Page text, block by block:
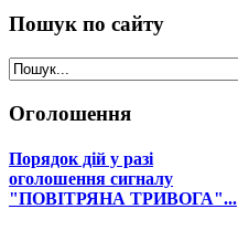
Пошук по сайту
Оголошення
Порядок дій у разі
оголошення сигналу
"ПОВІТРЯНА ТРИВОГА"...